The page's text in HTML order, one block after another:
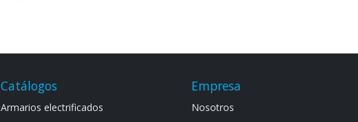
Empresa
Noso​tros
Catálogos
Armarios electrif​icad​os